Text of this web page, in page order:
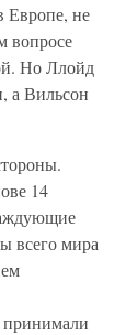
Европе, не
вопросе
Но Ллойд
а Вильсон
14
всего мира
принимали